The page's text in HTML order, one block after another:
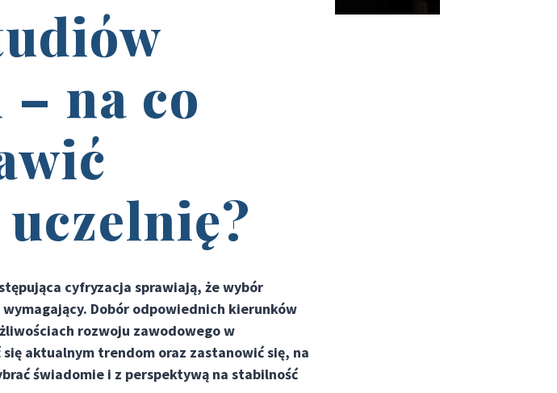
– na co
cyfryzacja sprawiają, że wybór
Dobór odpowiednich kierunków
rozwoju zawodowego w
aktualnym trendom oraz zastanowić się, na
świadomie i z perspektywą na stabilność